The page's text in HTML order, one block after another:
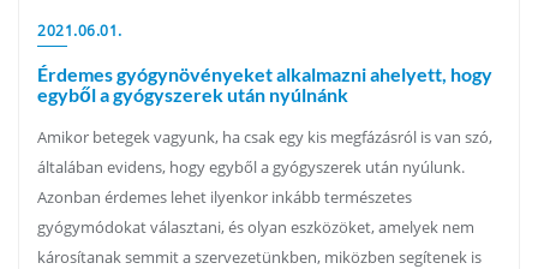
2021.06.01.
Érdemes gyógynövényeket alkalmazni ahelyett, hogy
egyből a gyógyszerek után nyúlnánk
Amikor betegek vagyunk, ha csak egy kis megfázásról is van szó,
általában evidens, hogy egyből a gyógyszerek után nyúlunk.
Azonban érdemes lehet ilyenkor inkább természetes
gyógymódokat választani, és olyan eszközöket, amelyek nem
károsítanak semmit a szervezetünkben, miközben segítenek is